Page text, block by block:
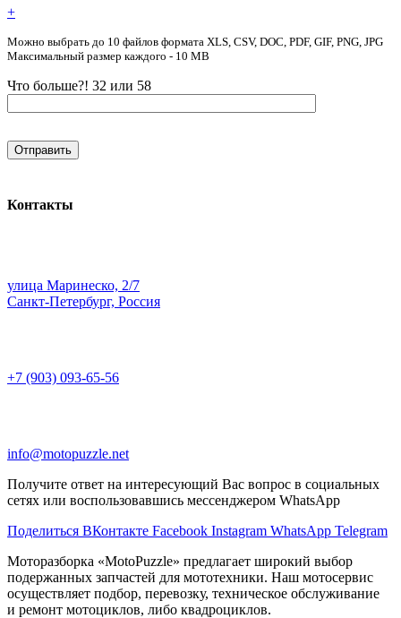
+
Можно выбрать до 10 файлов формата XLS, CSV, DOC, PDF, GIF, PNG, JPG
Максимальный размер каждого - 10 MB
Что больше?! 32 или 58
Контакты
улица Маринеско, 2/7
Санкт-Петербург, Россия
+7 (903) 093-65-56
info@motopuzzle.net
Получите ответ на интересующий Вас вопрос в социальных
сетях или воспользовавшись мессенджером WhatsApp
Поделиться ВКонтакте Facebook Instagram WhatsApp Telegram
Моторазборка «MotoPuzzle» предлагает широкий выбор
подержанных запчастей для мототехники. Наш мотосервис
осуществляет подбор, перевозку, техническое обслуживание
и ремонт мотоциклов, либо квадроциклов.